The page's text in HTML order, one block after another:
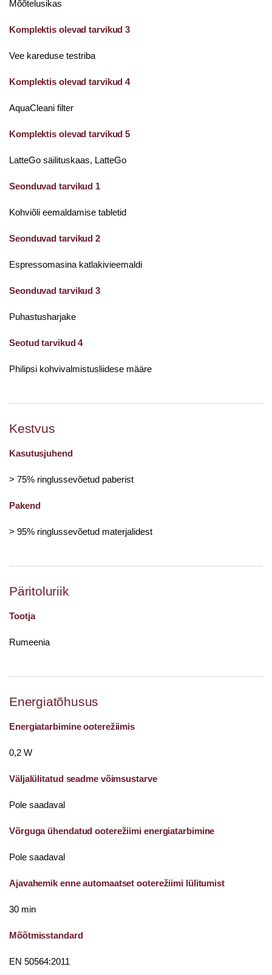
Mõõtelusikas
Komplektis olevad tarvikud 3
Vee kareduse testriba
Komplektis olevad tarvikud 4
AquaCleani filter
Komplektis olevad tarvikud 5
LatteGo säilituskaas, LatteGo
Seonduvad tarvikud 1
Kohviõli eemaldamise tabletid
Seonduvad tarvikud 2
Espressomasina katlakivieemaldi
Seonduvad tarvikud 3
Puhastusharjake
Seotud tarvikud 4
Philipsi kohvivalmistusliidese määre
Kestvus
Kasutusjuhend
> 75% ringlussevõetud paberist
Pakend
> 95% ringlussevõetud materjalidest
Päritoluriik
Tootja
Rumeenia
Energiatõhusus
Energiatarbimine ooterežiimis
0,2 W
Väljalülitatud seadme võimsustarve
Pole saadaval
Võrguga ühendatud ooterežiimi energiatarbimine
Pole saadaval
Ajavahemik enne automaatset ooterežiimi lülitumist
30 min
Mõõtmisstandard
EN 50564:2011